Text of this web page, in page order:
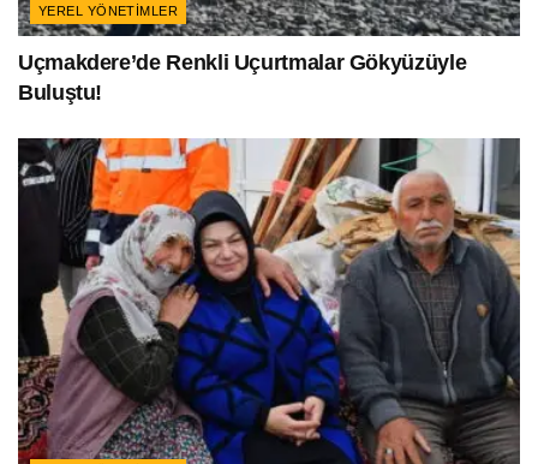
YEREL YÖNETIMLER
Uçmakdere’de Renkli Uçurtmalar Gökyüzüyle
Buluştu!